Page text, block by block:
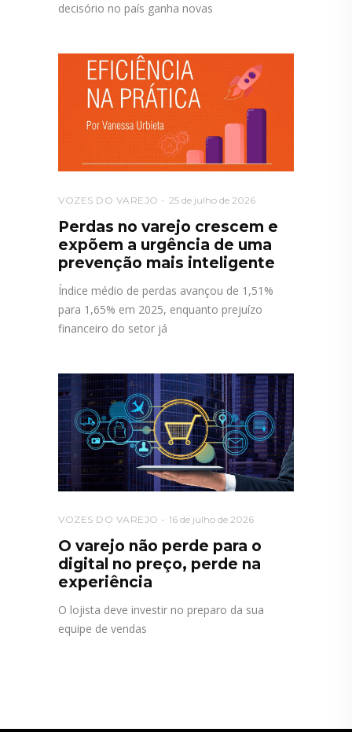
decisório no país ganha novas
VOZES DO VAREJO 25 de julho de 2026
Perdas no varejo crescem e
expõem a urgência de uma
prevenção mais inteligente
Índice médio de perdas avançou de 1,51%
para 1,65% em 2025, enquanto prejuízo
financeiro do setor já
VOZES DO VAREJO 16 de julho de 2026
O varejo não perde para o
digital no preço, perde na
experiência
O lojista deve investir no preparo da sua
equipe de vendas